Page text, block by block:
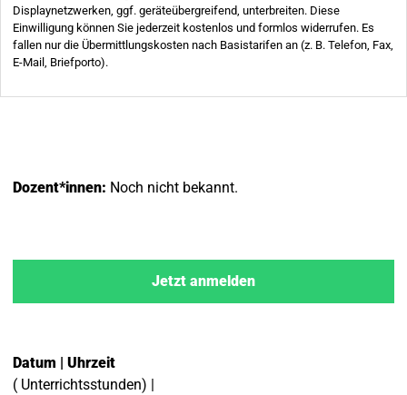
Dozent*innen: Noch nicht bekannt.
Jetzt anmelden
Datum | Uhrzeit
( Unterrichtsstunden) |